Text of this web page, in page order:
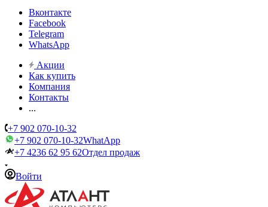
Вконтакте
Facebook
Telegram
WhatsApp
Акции
Как купить
Компания
Контакты
...
+7 902 070-10-32
+7 902 070-10-32WhatApp
+7 4236 62 95 62Отдел продаж
Войти